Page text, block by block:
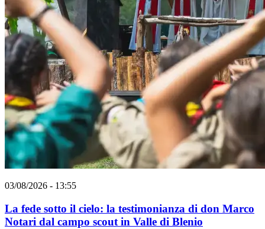
03/08/2026 - 13:55
La fede sotto il cielo: la testimonianza di don Marco
Notari dal campo scout in Valle di Blenio